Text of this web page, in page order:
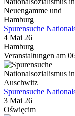
Spurensuche
4 Mai 26
Hamburg
Veranstaltungen am
Spurensuche
3 Mai 26
Oświęcim